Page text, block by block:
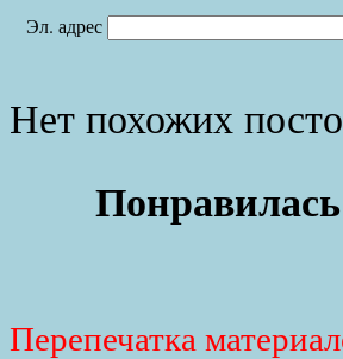
Эл. адрес
Нет похожих
Перепечатка